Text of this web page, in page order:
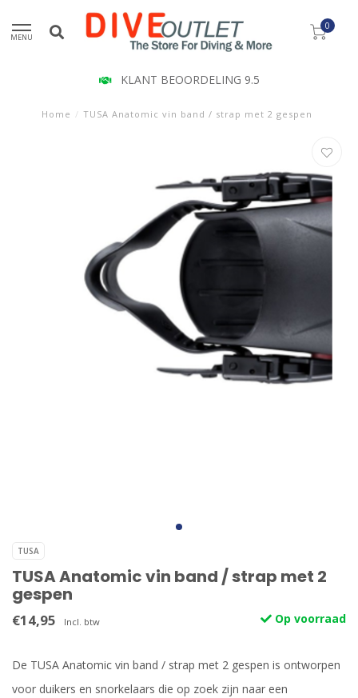
MENU
0
KLANT BEOORDELING 9.5
Home / TUSA Anatomic vin band / strap met 2 gespen
TUSA
TUSA Anatomic vin band / strap met 2
gespen
€14,95 Incl. btw Op voorraad
De TUSA Anatomic vin band / strap met 2 gespen is ontworpen
voor duikers en snorkelaars die op zoek zijn naar een